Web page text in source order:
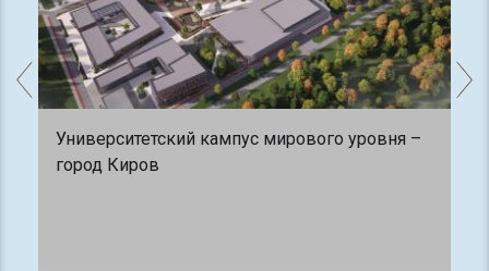
Университетский кампус мирового уровня –
город Киров